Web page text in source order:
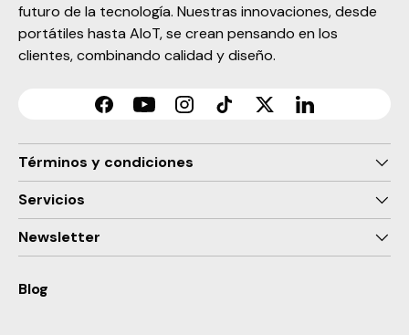
futuro de la tecnología. Nuestras innovaciones, desde
portátiles hasta AIoT, se crean pensando en los
clientes, combinando calidad y diseño.
FacebookYouTubeInstagramTikTokTwitterLinkedIn
Términos y condiciones
Servicios
Newsletter
Blog